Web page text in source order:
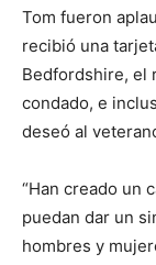
Tom fueron
recibió una
Bedfordshire, el
condado, e
deseó al
“Han creado un
puedan dar un
hombres y